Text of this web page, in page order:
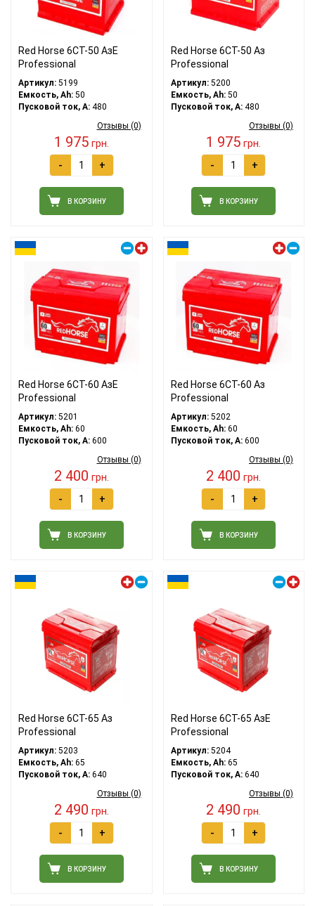
Red Horse 6СТ-50 АзЕ
Professional
Артикул: 5199
Емкость, Ah: 50
Пусковой ток, A: 480
Отзывы (0)
1 975грн.
- +
В КОРЗИНУ
Red Horse 6СТ-50 Аз
Professional
Артикул:5200
Емкость, Ah:50
Пусковой ток, A:480
Отзывы (0)
1 975 грн.
- +
В КОРЗИНУ
Red Horse 6СТ-60 АзE
Professional
Артикул: 5201
Емкость, Ah: 60
Пусковой ток, A: 600
Отзывы (0)
2 400 грн.
- +
В КОРЗИНУ
Red Horse 6СТ-60 Аз
Professional
Артикул:5202
Емкость, Ah:60
Пусковой ток, A:600
Отзывы (0)
2 400 грн.
- +
В КОРЗИНУ
Red Horse 6СТ-65 Аз
Professional
Артикул: 5203
Емкость, Ah: 65
Пусковой ток, A: 640
Отзывы (0)
2 490 грн.
- +
В КОРЗИНУ
Red Horse 6СТ-65 АзЕ
Professional
Артикул:5204
Емкость, Ah:65
Пусковой ток, A:640
Отзывы (0)
2 490 грн.
- +
В КОРЗИНУ